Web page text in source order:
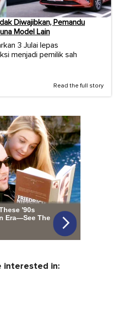
Diwajibkan, Pemandu
Model Lain
3 Julai lepas
menjadi pemilik sah
Read the full story
interested in: